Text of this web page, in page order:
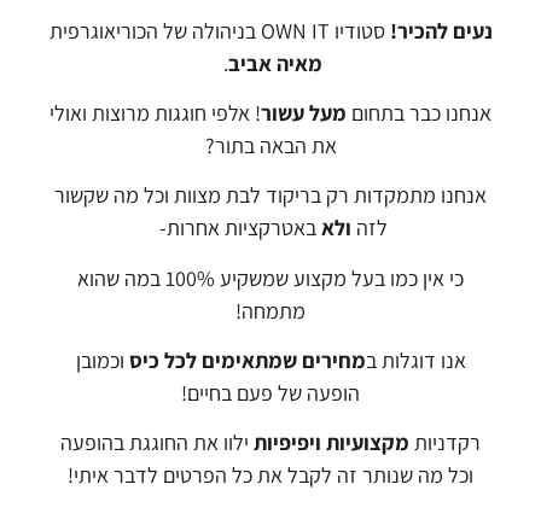
נעים להכיר! סטודיו OWN IT בניהולה של הכוריאוגרפית
מאיה אביב.
אנחנו כבר בתחום מעל עשור! אלפי חוגגות מרוצות ואולי
את הבאה בתור?
אנחנו מתמקדות רק בריקוד לבת מצוות וכל מה שקשור
לזה ולאבאטרקציות אחרות-
כי אין כמו בעל מקצוע שמשקיע 100% במה שהוא
מתמחה!
אנו דוגלות במחירים שמתאימים לכל כיס וכמובן
הופעה של פעם בחיים!
רקדניות מקצועיות ויפיפיות ילוו את החוגגת בהופעה
וכל מה שנותר זה לקבל את כל הפרטים לדבר איתי!